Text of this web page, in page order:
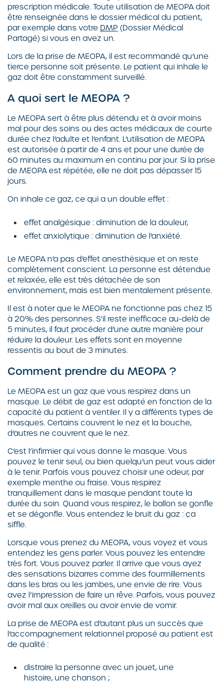
prescription médicale. Toute utilisation de MEOPA doit
être renseignée dans le dossier médical du patient,
par exemple dans votre DMP (Dossier Médical
Partagé) si vous en avez un.
Lors de la prise de MEOPA, il est recommandé qu’une
tierce personne soit présente. Le patient qui inhale le
gaz doit être constamment surveillé.
A quoi sert le MEOPA ?
Le MEOPA sert à être plus détendu et à avoir moins
mal pour des soins ou des actes médicaux de courte
durée chez l’adulte et l’enfant. L’utilisation de MEOPA
est autorisée à partir de 4 ans et pour une durée de
60 minutes au maximum en continu par jour. Si la prise
de MEOPA est répétée, elle ne doit pas dépasser 15
jours.
On inhale ce gaz, ce qui a un double effet :
effet analgésique : diminution de la douleur,
effet anxiolytique : diminution de l’anxiété.
Le MEOPA n’a pas d’effet anesthésique et on reste
complètement conscient. La personne est détendue
et relaxée, elle est très détachée de son
environnement, mais est bien mentalement présente.
Il est à noter que le MEOPA ne fonctionne pas chez 15
à 20% des personnes. S’il reste inefficace au-delà de
5 minutes, il faut procéder d’une autre manière pour
réduire la douleur. Les effets sont en moyenne
ressentis au bout de 3 minutes.
Comment prendre du MEOPA ?
Le MEOPA est un gaz que vous respirez dans un
masque. Le débit de gaz est adapté en fonction de la
capacité du patient à ventiler. Il y a différents types de
masques. Certains couvrent le nez et la bouche,
d’autres ne couvrent que le nez.
C’est l’infirmier qui vous donne le masque. Vous
pouvez le tenir seul, ou bien quelqu’un peut vous aider
à le tenir. Parfois vous pouvez choisir une odeur, par
exemple menthe ou fraise. Vous respirez
tranquillement dans le masque pendant toute la
durée du soin. Quand vous respirez, le ballon se gonfle
et se dégonfle. Vous entendez le bruit du gaz : ça
siffle.
Lorsque vous prenez du MEOPA, vous voyez et vous
entendez les gens parler. Vous pouvez les entendre
très fort. Vous pouvez parler. Il arrive que vous ayez
des sensations bizarres comme des fourmillements
dans les bras ou les jambes, une envie de rire. Vous
avez l’impression de faire un rêve. Parfois, vous pouvez
avoir mal aux oreilles ou avoir envie de vomir.
La prise de MEOPA est d’autant plus un succès que
l’accompagnement relationnel proposé au patient est
de qualité :
distraire la personne avec un jouet, une
histoire, une chanson ;